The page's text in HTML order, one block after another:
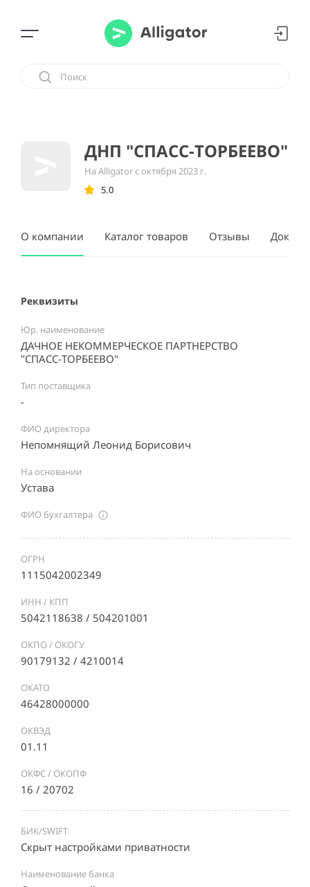
ДНП "СПАСС-ТОРБЕЕВО"
На Alligator с октября 2023 г.
5.0
О компании Каталог товаров Отзывы
Реквизиты
Юр. наименование
ДАЧНОЕ НЕКОММЕРЧЕСКОЕ ПАРТНЕРСТВО
"СПАСС-ТОРБЕЕВО"
Тип поставщика
-
ФИО директора
Непомнящий Леонид Борисович
На основании
Устава
ФИО бухгалтера
ОГРН
1115042002349
ИНН / КПП
5042118638 / 504201001
ОКПО / ОКОГУ
90179132 / 4210014
ОКАТО
46428000000
ОКВЭД
01.11
ОКФС / ОКОПФ
16 / 20702
БИК/SWIFT
Скрыт настройками приватности
Наименование банка